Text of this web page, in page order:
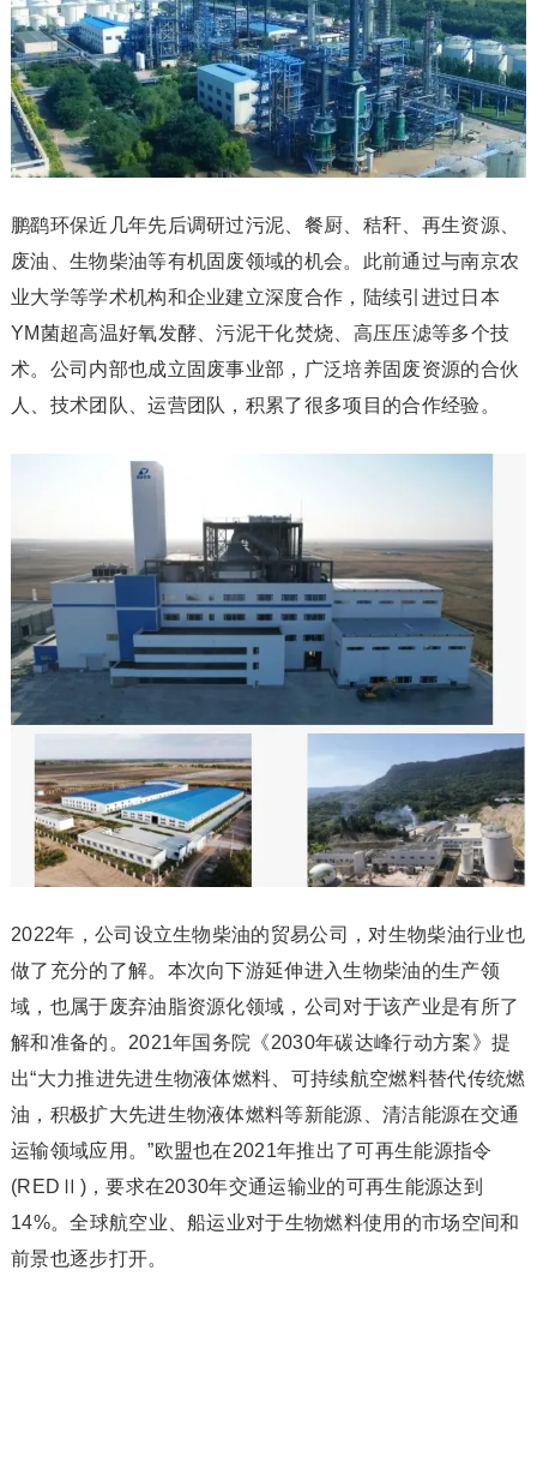
鹏鹞环保近几年先后调研过污泥、餐厨、秸秆、再生资源、
废油、生物柴油等有机固废领域的机会。此前通过与南京农
业大学等学术机构和企业建立深度合作，陆续引进过日本
YM菌超高温好氧发酵、污泥干化焚烧、高压压滤等多个技
术。公司内部也成立固废事业部，广泛培养固废资源的合伙
人、技术团队、运营团队，积累了很多项目的合作经验。
2022年，公司设立生物柴油的贸易公司，对生物柴油行业也
做了充分的了解。本次向下游延伸进入生物柴油的生产领
域，也属于废弃油脂资源化领域，公司对于该产业是有所了
解和准备的。2021年国务院《2030年碳达峰行动方案》提
出“大力推进先进生物液体燃料、可持续航空燃料替代传统燃
油，积极扩大先进生物液体燃料等新能源、清洁能源在交通
运输领域应用。”欧盟也在2021年推出了可再生能源指令
(REDⅡ)，要求在2030年交通运输业的可再生能源达到
14%。全球航空业、船运业对于生物燃料使用的市场空间和
前景也逐步打开。